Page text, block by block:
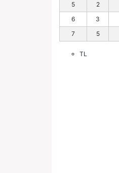
5
2
6
3
7
5
TL